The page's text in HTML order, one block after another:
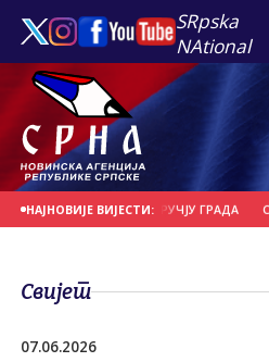
SRpska
NAtional
НАЈНОВИЈЕ ВИЈЕСТИ:
НА ПОДРУЧЈУ ГРАДА
Свијет
07.06.2026